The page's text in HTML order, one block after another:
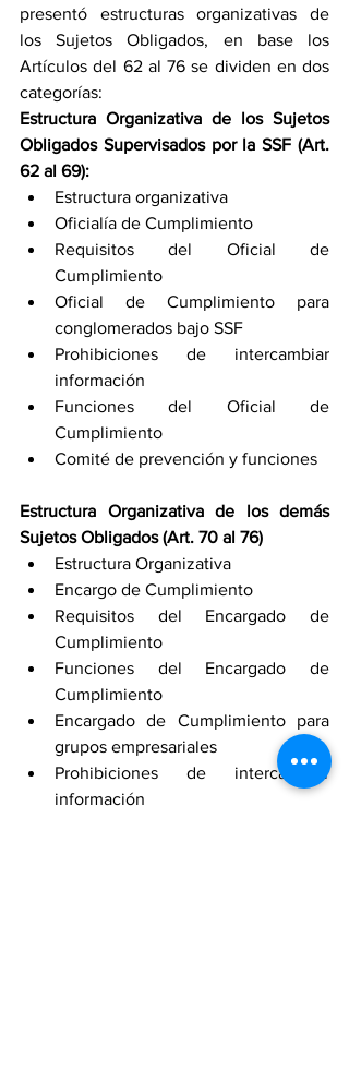
presentó estructuras organizativas de
los Sujetos Obligados, en base los
Artículos del 62 al 76 se dividen en dos
categorías:
Estructura Organizativa de los Sujetos
Obligados Supervisados por la SSF (Art.
62 al 69):
Estructura organizativa
Oficialía de Cumplimiento
Requisitos del Oficial de
Cumplimiento
Oficial de Cumplimiento para
conglomerados bajo SSF
Prohibiciones de intercambiar
información
Funciones del Oficial de
Cumplimiento
Comité de prevención y funciones
Estructura Organizativa de los demás
Sujetos Obligados (Art. 70 al 76)
Estructura Organizativa
Encargo de Cumplimiento
Requisitos del Encargado de
Cumplimiento
Funciones del Encargado de
Cumplimiento
Encargado de Cumplimiento para
grupos empresariales
Prohibiciones de intercambiar
información